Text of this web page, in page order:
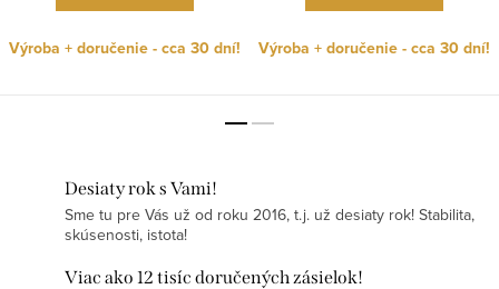
Výroba + doručenie - cca 30 dní! Výroba + doručenie - cca 30 dní!
Desiaty rok s Vami!
Sme tu pre Vás už od roku 2016, t.j. už desiaty rok! Stabilita,
skúsenosti, istota!
Viac ako 12 tisíc doručených zásielok!